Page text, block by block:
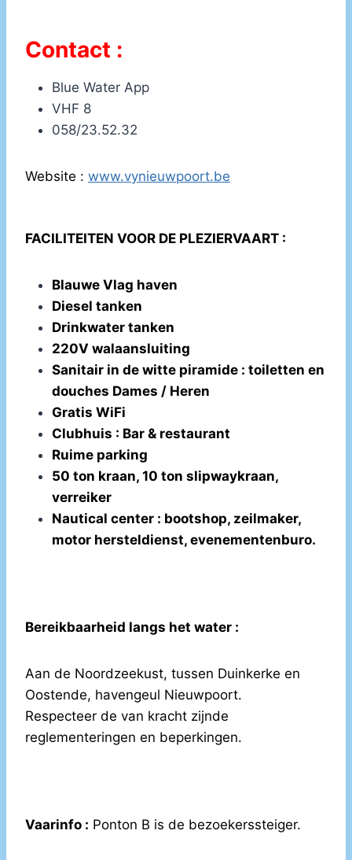
Contact :
Blue Water App
VHF 8
058/23.52.32
Website : www.vynieuwpoort.be
FACILITEITEN VOOR DE PLEZIERVAART :
Blauwe Vlag haven
Diesel tanken
Drinkwater tanken
220V walaansluiting
Sanitair in de witte piramide : toiletten en
douches Dames / Heren
Gratis WiFi
Clubhuis : Bar & restaurant
Ruime parking
50 ton kraan, 10 ton slipwaykraan,
verreiker
Nautical center : bootshop, zeilmaker,
motor hersteldienst, evenementenburo.
Bereikbaarheid langs het water :
Aan de Noordzeekust, tussen Duinkerke en
Oostende, havengeul Nieuwpoort.
Respecteer de van kracht zijnde
reglementeringen en beperkingen.
Vaarinfo : Ponton B is de bezoekerssteiger.